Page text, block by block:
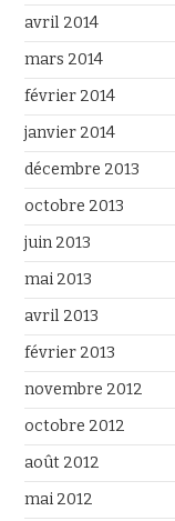
avril 2014
mars 2014
février 2014
janvier 2014
décembre 2013
octobre 2013
juin 2013
mai 2013
avril 2013
février 2013
novembre 2012
octobre 2012
août 2012
mai 2012